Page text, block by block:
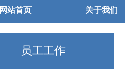
网站首页 关于我们
员工工作